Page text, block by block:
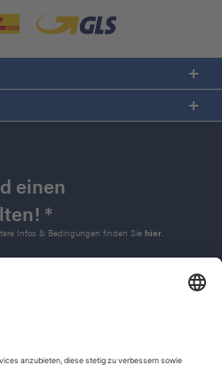
einen
*
Infos & Bedingungen finden Sie hier.